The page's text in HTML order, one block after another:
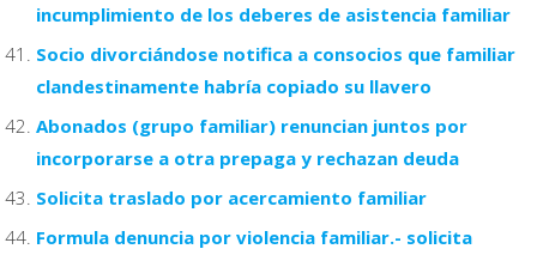
incumplimiento de los deberes de asistencia familiar
Socio divorciándose notifica a consocios que familiar
clandestinamente habría copiado su llavero
Abonados (grupo familiar) renuncian juntos por
incorporarse a otra prepaga y rechazan deuda
Solicita traslado por acercamiento familiar
Formula denuncia por violencia familiar.- solicita